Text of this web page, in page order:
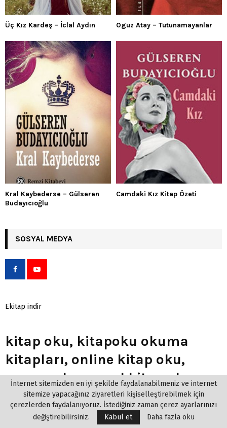
Üç Kız Kardeş – İclal Aydın Oguz Atay – Tutunamayanlar
Kral Kaybederse – Gülseren
Budayıcıoğlu
Camdaki Kız Kitap Özeti
SOSYAL MEDYA
Ekitap indir
kitap oku, kitapoku okuma
kitapları, online kitap oku,
roman oku, sanal kitap oku,
hangi kitabi okumalıyım? Okuduğunuz veya okuyacağınız kitaplar
hakkında yorum, öneri veya fikirlerinizi yazabilir veya içeriğe puan
verebilirsiniz. Kitaplarla ilgili tartışmalara katılarak
arkadaşlarınıza önerebilirsiniz.Kitap eklemek
İnternet sitemizden en iyi şekilde faydalanabilmeniz ve internet
sitemize yapacağınız ziyaretleri kişiselleştirebilmek için
çerezlerden faydalanıyoruz. İstediğiniz zaman çerez ayarlarınızı
değiştirebilirsiniz.
Kabul et Daha fazla oku